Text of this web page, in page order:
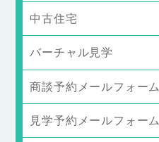
中古住宅
バーチャル見学
商談予約メールフォーム
見学予約メールフォーム